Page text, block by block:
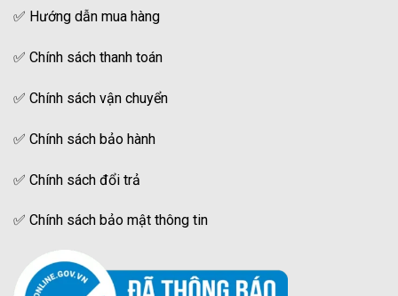
✅ Hướng dẫn mua hàng
✅ Chính sách thanh toán
✅ Chính sách vận chuyển
✅ Chính sách bảo hành
✅ Chính sách đổi trả
✅ Chính sách bảo mật thông tin